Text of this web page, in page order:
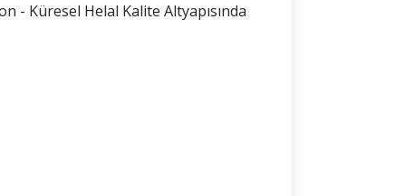
- Küresel Helal Kalite Altyapısında